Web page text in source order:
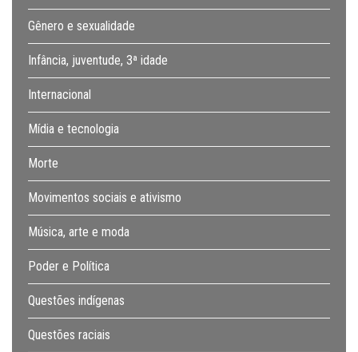
Gênero e sexualidade
Infância, juventude, 3ª idade
Internacional
Mídia e tecnologia
Morte
Movimentos sociais e ativismo
Música, arte e moda
Poder e Política
Questões indígenas
Questões raciais